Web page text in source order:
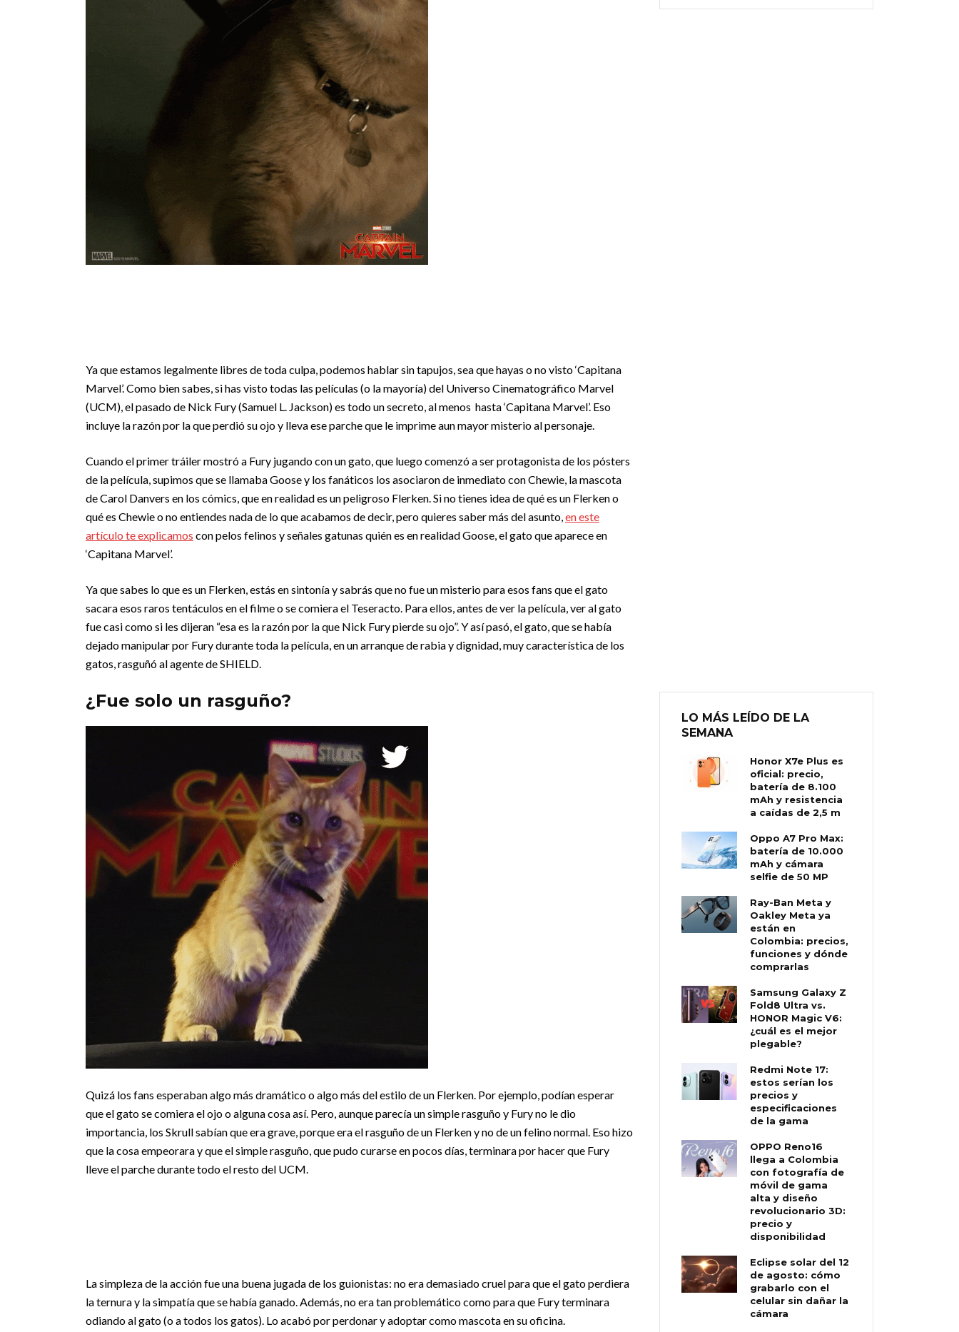
Ya que estamos legalmente libres de toda culpa, podemos hablar sin tapujos, sea que hayas o no visto ‘Capitana
Marvel’. Como bien sabes, si has visto todas las películas (o la mayoría) del Universo Cinematográfico Marvel
(UCM), el pasado de Nick Fury (Samuel L. Jackson) es todo un secreto, al menos hasta ‘Capitana Marvel’. Eso
incluye la razón por la que perdió su ojo y lleva ese parche que le imprime aun mayor misterio al personaje.
Cuando el primer tráiler mostró a Fury jugando con un gato, que luego comenzó a ser protagonista de los pósters
de la película, supimos que se llamaba Goose y los fanáticos los asociaron de inmediato con Chewie, la mascota
de Carol Danvers en los cómics, que en realidad es un peligroso Flerken. Si no tienes idea de qué es un Flerken o
qué es Chewie o no entiendes nada de lo que acabamos de decir, pero quieres saber más del asunto, en este
artículo te explicamos con pelos felinos y señales gatunas quién es en realidad Goose, el gato que aparece en
‘Capitana Marvel’.
Ya que sabes lo que es un Flerken, estás en sintonía y sabrás que no fue un misterio para esos fans que el gato
sacara esos raros tentáculos en el filme o se comiera el Teseracto. Para ellos, antes de ver la película, ver al gato
fue casi como si les dijeran “esa es la razón por la que Nick Fury pierde su ojo”. Y así pasó, el gato, que se había
dejado manipular por Fury durante toda la película, en un arranque de rabia y dignidad, muy característica de los
gatos, rasguñó al agente de SHIELD.
¿Fue solo un rasguño?
Quizá los fans esperaban algo más dramático o algo más del estilo de un Flerken. Por ejemplo, podían esperar
que el gato se comiera el ojo o alguna cosa así. Pero, aunque parecía un simple rasguño y Fury no le dio
importancia, los Skrull sabían que era grave, porque era el rasguño de un Flerken y no de un felino normal. Eso hizo
que la cosa empeorara y que el simple rasguño, que pudo curarse en pocos días, terminara por hacer que Fury
lleve el parche durante todo el resto del UCM.
La simpleza de la acción fue una buena jugada de los guionistas: no era demasiado cruel para que el gato perdiera
la ternura y la simpatía que se había ganado. Además, no era tan problemático como para que Fury terminara
odiando al gato (o a todos los gatos). Lo acabó por perdonar y adoptar como mascota en su oficina.
LO MÁS LEÍDO DE LA
SEMANA
Honor X7e Plus es
oficial: precio,
batería de 8.100
mAh y resistencia
a caídas de 2,5 m
Oppo A7 Pro Max:
batería de 10.000
mAh y cámara
selfie de 50 MP
Ray-Ban Meta y
Oakley Meta ya
están en
Colombia: precios,
funciones y dónde
comprarlas
Samsung Galaxy Z
Fold8 Ultra vs.
HONOR Magic V6:
¿cuál es el mejor
plegable?
Redmi Note 17:
estos serían los
precios y
especificaciones
de la gama
OPPO Reno16
llega a Colombia
con fotografía de
móvil de gama
alta y diseño
revolucionario 3D:
precio y
disponibilidad
Eclipse solar del 12
de agosto: cómo
grabarlo con el
celular sin dañar la
cámara